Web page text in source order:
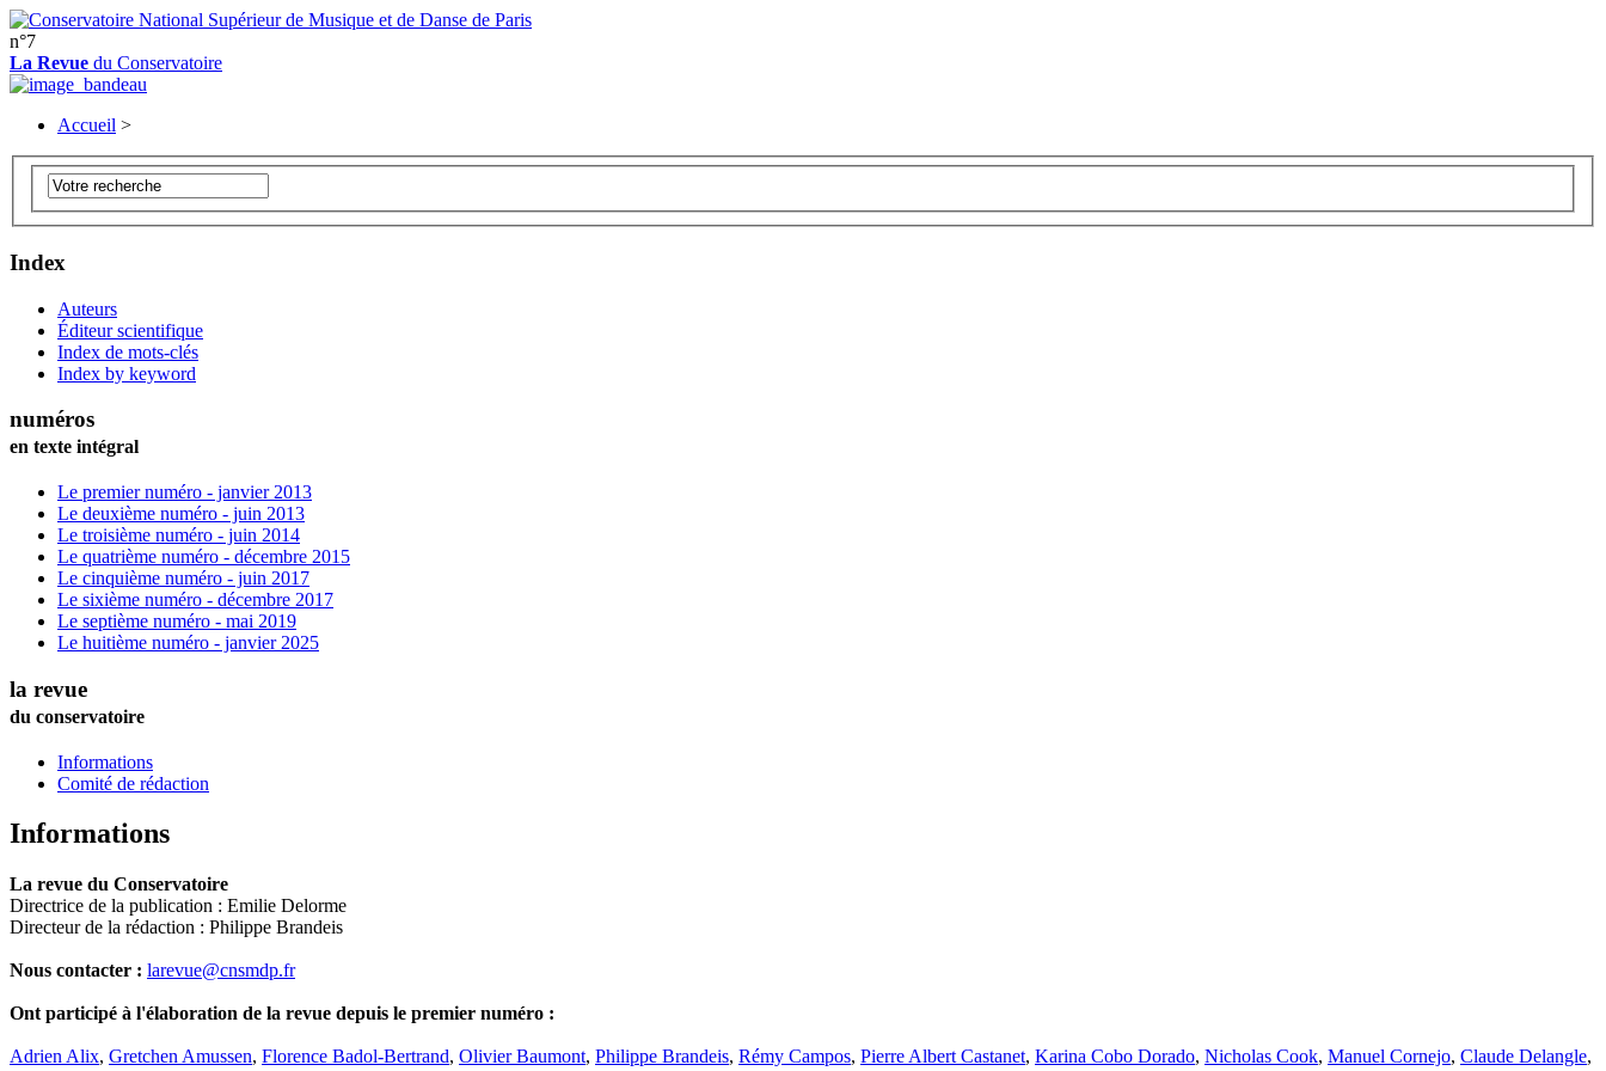
n°7
La Revue du Conservatoire
Accueil >
Index
Auteurs
Éditeur scientifique
Index de mots-clés
Index by keyword
numéros
en texte intégral
Le premier numéro - janvier 2013
Le deuxième numéro - juin 2013
Le troisième numéro - juin 2014
Le quatrième numéro - décembre 2015
Le cinquième numéro - juin 2017
Le sixième numéro - décembre 2017
Le septième numéro - mai 2019
Le huitième numéro - janvier 2025
la revue
du conservatoire
Informations
Comité de rédaction
Informations
La revue du Conservatoire
Directrice de la publication : Emilie Delorme
Directeur de la rédaction : Philippe Brandeis
Nous contacter : larevue@cnsmdp.fr
Ont participé à l'élaboration de la revue depuis le premier numéro :
Adrien Alix, Gretchen Amussen, Florence Badol-Bertrand, Olivier Baumont, Philippe Brandeis, Rémy Campos, Pierre Albert Castanet, Karina Cobo Dorado, Nicholas Cook, Manuel Cornejo, Claude Delangle,